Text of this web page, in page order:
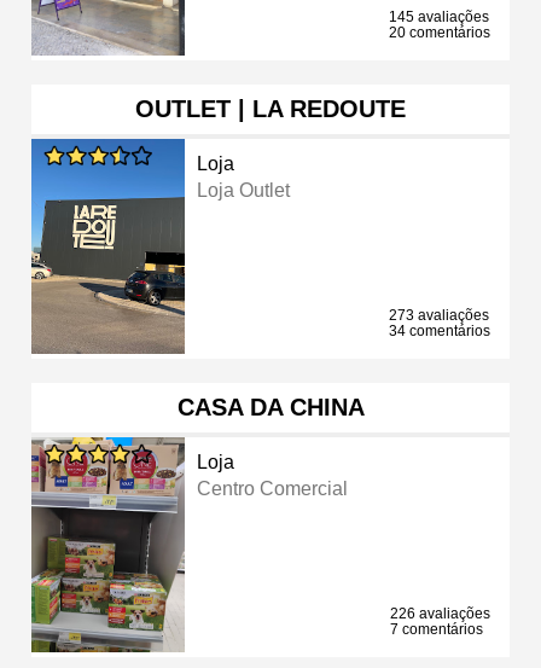
145 avaliações
20 comentários
OUTLET | LA REDOUTE
Loja
Loja Outlet
273 avaliações
34 comentários
CASA DA CHINA
Loja
Centro Comercial
226 avaliações
7 comentários